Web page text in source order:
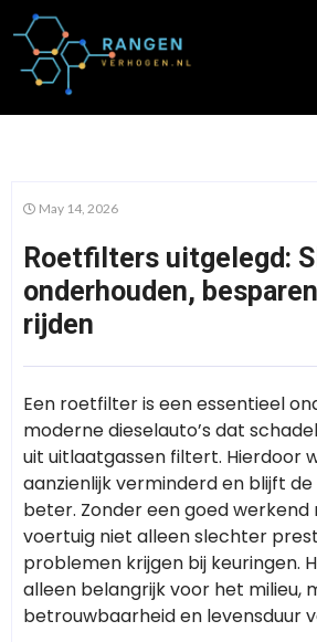
May 14, 2026
Roetfilters uitgelegd:
onderhouden,
rijden
Een roetfilter is een essentieel
moderne dieselauto’s dat
uit uitlaatgassen filtert. Hierdoor
aanzienlijk verminderd en blijft
beter. Zonder een goed
voertuig niet alleen slechter
problemen krijgen bij keuringen.
alleen belangrijk voor het milieu,
betrouwbaarheid en levensduur